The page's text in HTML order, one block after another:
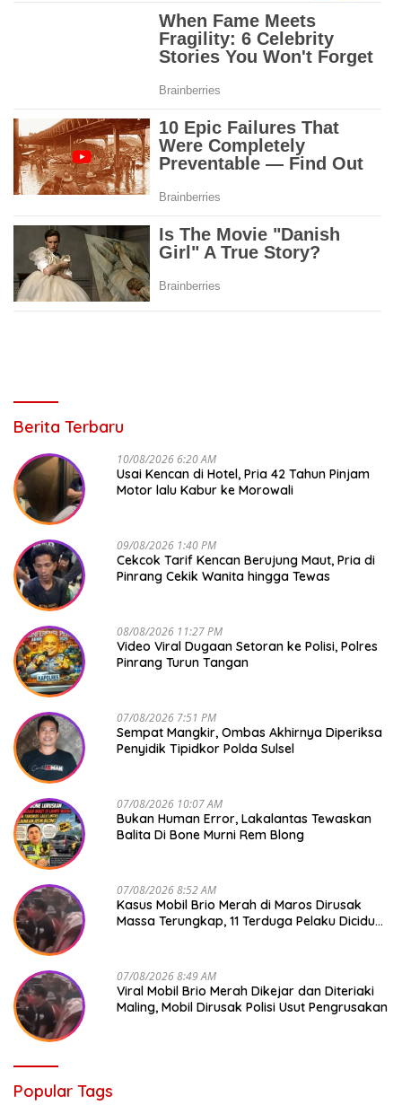
Berita Terbaru
10/08/2026 6:20 AM
Usai Kencan di Hotel, Pria 42 Tahun Pinjam
Motor lalu Kabur ke Morowali
09/08/2026 1:40 PM
Cekcok Tarif Kencan Berujung Maut, Pria di
Pinrang Cekik Wanita hingga Tewas
08/08/2026 11:27 PM
Video Viral Dugaan Setoran ke Polisi, Polres
Pinrang Turun Tangan
07/08/2026 7:51 PM
Sempat Mangkir, Ombas Akhirnya Diperiksa
Penyidik Tipidkor Polda Sulsel
07/08/2026 10:07 AM
Bukan Human Error, Lakalantas Tewaskan
Balita Di Bone Murni Rem Blong
07/08/2026 8:52 AM
Kasus Mobil Brio Merah di Maros Dirusak
Massa Terungkap, 11 Terduga Pelaku Diciduk
07/08/2026 8:49 AM
Viral Mobil Brio Merah Dikejar dan Diteriaki
Maling, Mobil Dirusak Polisi Usut Pengrusakan
Popular Tags